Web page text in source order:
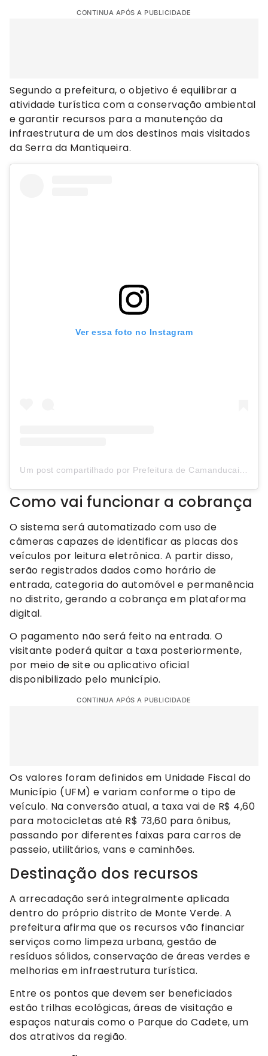
CONTINUA APÓS A PUBLICIDADE
Segundo a prefeitura, o objetivo é equilibrar a
atividade turística com a conservação ambiental
e garantir recursos para a manutenção da
infraestrutura de um dos destinos mais visitados
da Serra da Mantiqueira.
Ver essa foto no Instagram
Como vai funcionar a cobrança
O sistema será automatizado com uso de
câmeras capazes de identificar as placas dos
veículos por leitura eletrônica. A partir disso,
serão registrados dados como horário de
entrada, categoria do automóvel e permanência
no distrito, gerando a cobrança em plataforma
digital.
O pagamento não será feito na entrada. O
visitante poderá quitar a taxa posteriormente,
por meio de site ou aplicativo oficial
disponibilizado pelo município.
CONTINUA APÓS A PUBLICIDADE
Os valores foram definidos em Unidade Fiscal do
Município (UFM) e variam conforme o tipo de
veículo. Na conversão atual, a taxa vai de R$ 4,60
para motocicletas até R$ 73,60 para ônibus,
passando por diferentes faixas para carros de
passeio, utilitários, vans e caminhões.
Destinação dos recursos
A arrecadação será integralmente aplicada
dentro do próprio distrito de Monte Verde. A
prefeitura afirma que os recursos vão financiar
serviços como limpeza urbana, gestão de
resíduos sólidos, conservação de áreas verdes e
melhorias em infraestrutura turística.
Entre os pontos que devem ser beneficiados
estão trilhas ecológicas, áreas de visitação e
espaços naturais como o Parque do Cadete, um
dos atrativos da região.